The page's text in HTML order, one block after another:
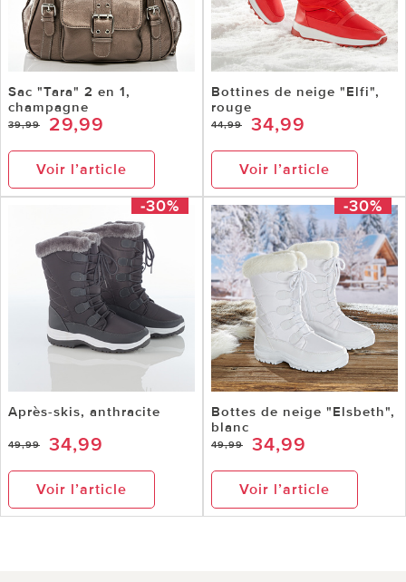
Sac "Tara" 2 en 1,
champagne
39,99 29,99
Voir l’article
Bottines de neige "Elfi",
rouge
44,99 34,99
Voir l’article
-30%
Après-skis, anthracite
49,99 34,99
Voir l’article
-30%
Bottes de neige "Elsbeth",
blanc
49,99 34,99
Voir l’article